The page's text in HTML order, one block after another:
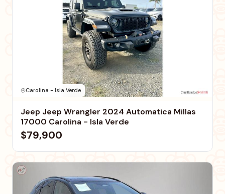
Carolina - Isla Verde
Jeep Jeep Wrangler 2024 Automatica Millas
17000 Carolina - Isla Verde
$79,900